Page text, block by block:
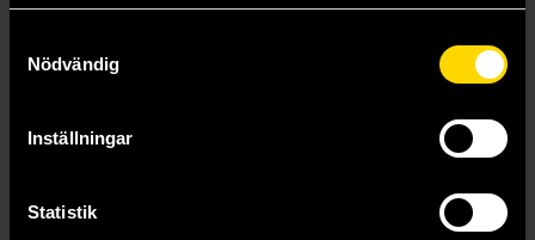
Nödvändig
Inställningar
Statistik
Frieren Beyond Journey's End